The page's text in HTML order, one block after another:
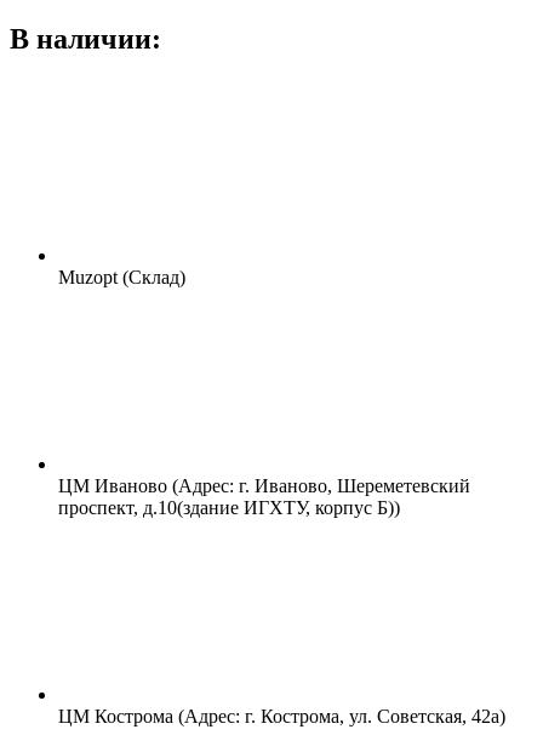
В наличии:
Muzopt (Склад)
ЦМ Иваново (Адрес: г. Иваново, Шереметевский
проспект, д.10(здание ИГХТУ, корпус Б))
ЦМ Кострома (Адрес: г. Кострома, ул. Советская, 42а)